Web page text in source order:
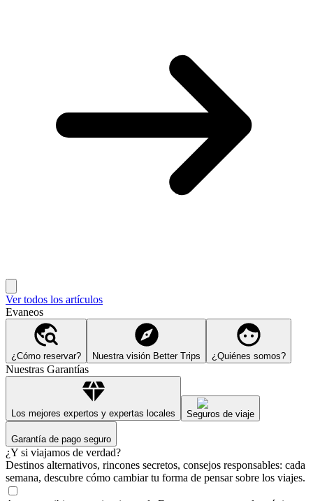
Ver todos los artículos
Evaneos
¿Cómo reservar? Nuestra visión Better Trips ¿Quiénes somos?
Nuestras Garantías
Los mejores expertos y expertas locales Seguros de viaje
Garantía de pago seguro
¿Y si viajamos de verdad?
Destinos alternativos, rincones secretos, consejos responsables: cada
semana, descubre cómo cambiar tu forma de pensar sobre los viajes.